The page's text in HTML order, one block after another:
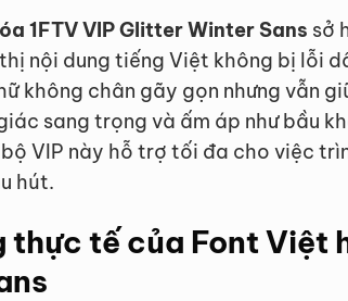
1FTV VIP Glitter Winter Sans sở
nội dung tiếng Việt không bị lỗi
không chân gãy gọn nhưng vẫn
sang trọng và ấm áp như bầu
VIP này hỗ trợ tối đa cho việc
hút.
thực tế của Font Việt